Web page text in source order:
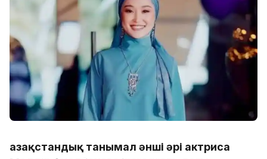
Қазақстандық танымал әнші әрі актриса